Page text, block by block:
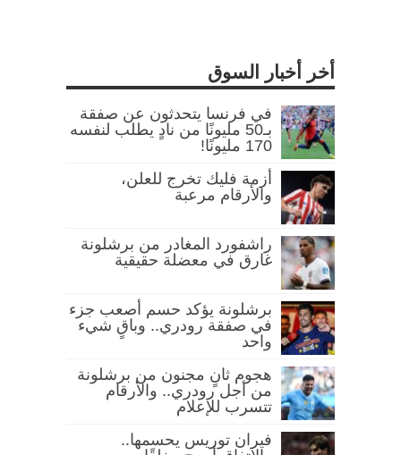
أخر أخبار السوق
في فرنسا يتحدثون عن صفقة
بـ50 مليونًا من نادٍ يطلب لنفسه
170 مليونًا!
أزمة فليك تخرج للعلن،
والأرقام مرعبة
راشفورد المغادر من برشلونة
غارق في معضلة حقيقية
برشلونة يؤكد حسم أصعب جزء
في صفقة رودري.. وباقٍ شيء
واحد
هجوم ثانٍ مجنون من برشلونة
من أجل رودري.. والأرقام
تتسرب للإعلام
فيران توريس يحسمها..